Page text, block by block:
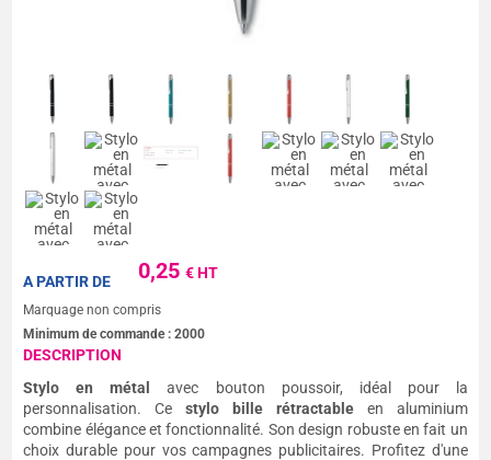
0,25€ HT
A PARTIR DE
Marquage non compris
Minimum de commande :2000
DESCRIPTION
Stylo en métal avec bouton poussoir, idéal pour la
personnalisation. Cestylo bille rétractableen aluminium
combine élégance et fonctionnalité. Son design robuste en fait un
choix durable pour vos campagnes publicitaires. Profitez d'une